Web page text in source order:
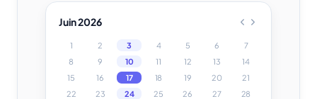
Juin 2026
1 2 3 4 5 6
7
8
9 10 11 12 13
14
15
16 17 18 19 20
21
22
23 24 25 26 27 28